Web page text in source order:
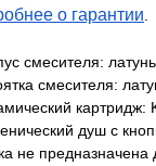
о гарантии.
смесителя:
смесителя:
картридж:
душ с
не предназначена